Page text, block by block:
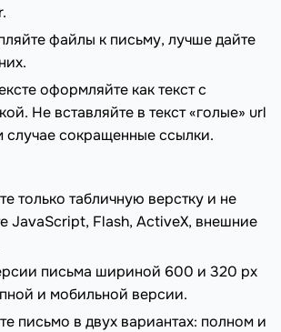
файлы к письму, лучше дайте
оформляйте как текст с
Не вставляйте в текст «голые» url
случае сокращенные ссылки.
только табличную верстку и не
JavaScript, Flash, ActiveX, внешние
письма шириной 600 и 320 px
и мобильной версии.
письмо в двух вариантах: полном и